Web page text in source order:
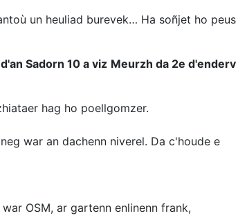
un heuliad burevek… Ha soñjet ho peus
Sadorn 10 a viz Meurzh da 2ed'enderv
hag ho poellgomzer.
war an dachenn niverel. Da c'houde e
OSM, ar gartenn enlinenn frank,